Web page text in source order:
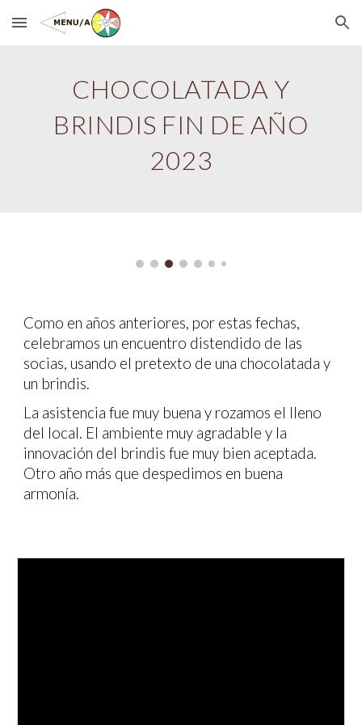
Skip to main content Skip to navigation
CHOCOLATADA Y
BRINDIS FIN DE AÑO
2023
Como en años anteriores, por estas fechas,
celebramos un encuentro distendido de las
socias, usando el pretexto de una chocolatada y
un brindis.
La asistencia fue muy buena y rozamos el lleno
del local. El ambiente muy agradable y la
innovación del brindis fue muy bien aceptada.
Otro año más que despedimos en buena
armonía.